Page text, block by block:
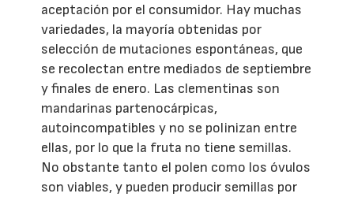
aceptación por el consumidor. Hay muchas
variedades, la mayoría obtenidas por
selección de mutaciones espontáneas, que
se recolectan entre mediados de septiembre
y finales de enero. Las clementinas son
mandarinas partenocárpicas,
autoincompatibles y no se polinizan entre
ellas, por lo que la fruta no tiene semillas.
No obstante tanto el polen como los óvulos
son viables, y pueden producir semillas por